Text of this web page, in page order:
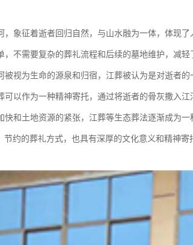
，象征着逝者回归自然，与山水融为一体，体现
，不需要复杂的葬礼流程和后续的墓地维护，减
被视为生命的源泉和归宿，江葬被认为是对逝者
可以作为一种精神寄托，通过将逝者的骨灰撒入
快和土地资源的紧张，江葬等生态葬法逐渐成为
节约的葬礼方式，也具有深厚的文化意义和精神